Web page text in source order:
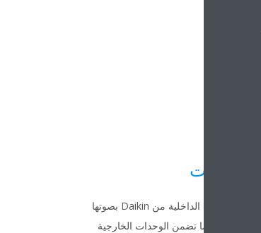
الصمت
تتميز الوحدات الداخلية من Daikin بصوتها
الهادئ جداً. كما تضمن الوحدات الخارجية